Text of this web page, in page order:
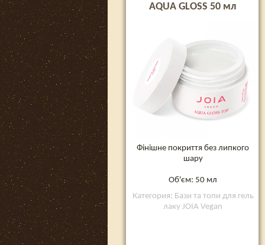
AQUA GLOSS 50 мл
Фінішне покриття без липкого
шару
Об'єм: 50 мл
Категория: Бази та топи для гель
лаку JOIA Vegan